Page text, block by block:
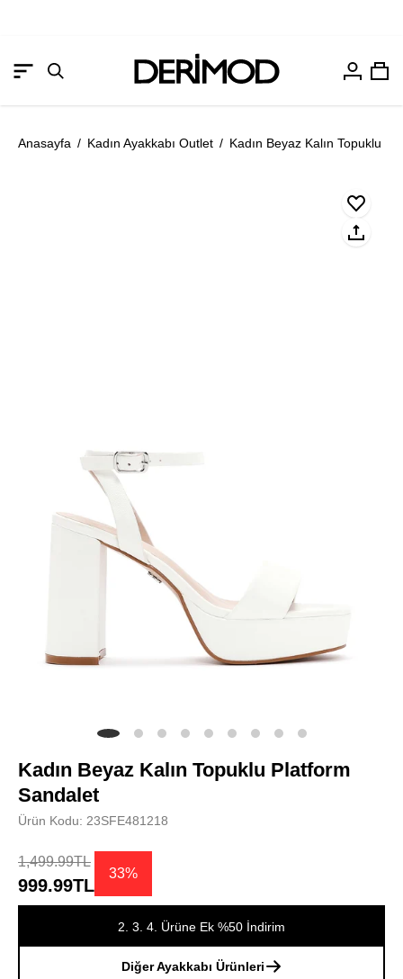
GezinmeArama
Hesabım
Anasayfa / Kadın Ayakkabı Outlet / Kadın Beyaz Kalın Topuklu
Kadın Beyaz Kalın Topuklu Platform
Sandalet
Ürün Kodu: 23SFE481218
1,499.99TL
999.99TL
33%
2. 3. 4. Ürüne Ek %50 İndirim
Diğer Ayakkabı Ürünleri